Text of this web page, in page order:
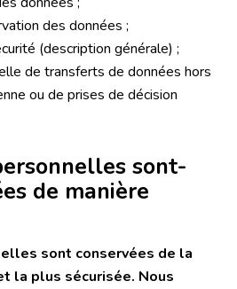
des données ;
(description générale) ;
de transferts de données hors
ou de prises de décision
sont-
de manière
sont conservées de la
la plus sécurisée. Nous